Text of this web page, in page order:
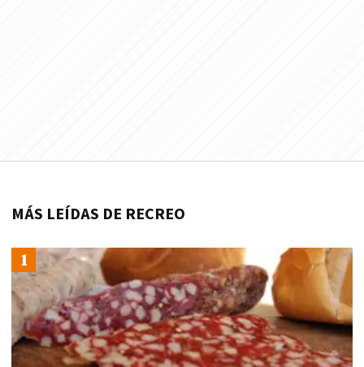
MÁS LEÍDAS DE RECREO